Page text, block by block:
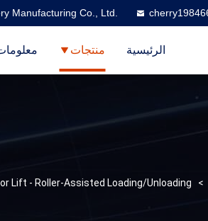
Manufacturing Co., Ltd.
الرئيسية منتجات
>
Lift - Roller-Assisted Loading/Unloading